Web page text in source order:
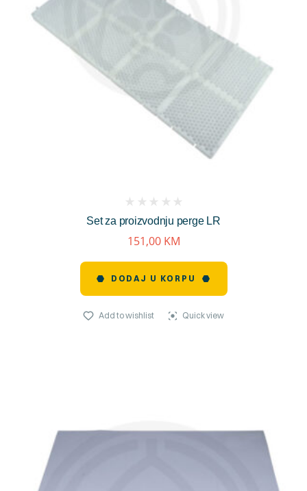
Set za proizvodnju perge LR
reviews)
151,00 KM
DODAJ U KORPU
Add to wishlist Quick view